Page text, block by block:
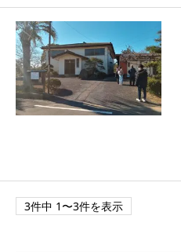
3件中 1〜3件を表示